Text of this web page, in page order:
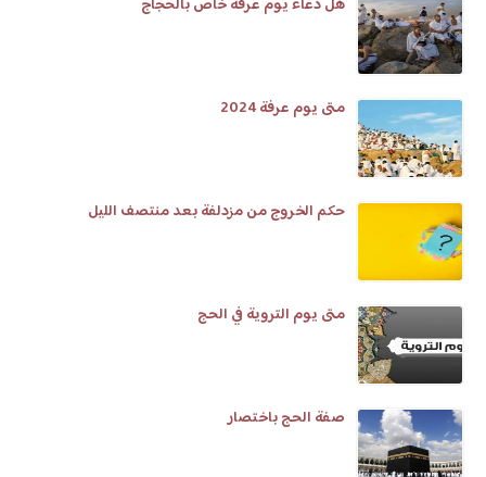
هل دعاء يوم عرفة خاص بالحجاج
متى يوم عرفة 2024
حكم الخروج من مزدلفة بعد منتصف الليل
متى يوم التروية في الحج
صفة الحج باختصار